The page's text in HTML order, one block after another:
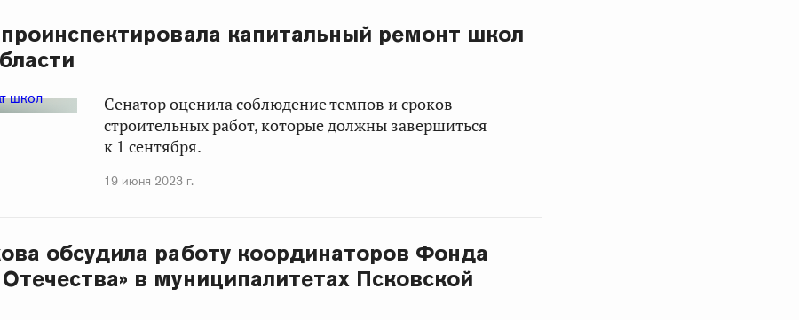
капитальный ремонт школ
Сенатор оценила соблюдение темпов и сроков
строительных работ, которые должны завершиться
к 1 сентября.
19 июня 2023 г.
обсудила работу координаторов Фонда
в муниципалитетах Псковской